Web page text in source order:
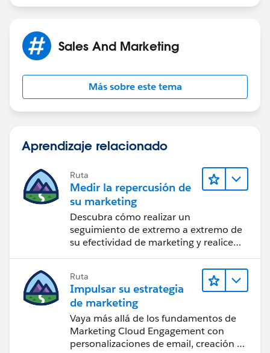
Hope this will help you.
Thanks,
Sales And Marketing
Más sobre este tema
Aprendizaje relacionado
Ruta
Medir la repercusión de
su marketing
Descubra cómo realizar un
seguimiento de extremo a extremo de
su efectividad de marketing y realice
Ruta
Impulsar su estrategia
de marketing
Vaya más allá de los fundamentos de
Marketing Cloud Engagement con
personalizaciones de email, creación de